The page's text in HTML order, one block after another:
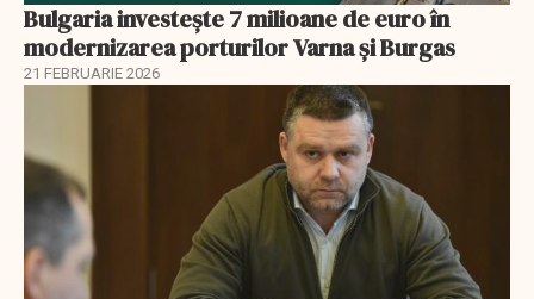
Bulgaria investește 7 milioane de euro în
modernizarea porturilor Varna și Burgas
21 FEBRUARIE 2026